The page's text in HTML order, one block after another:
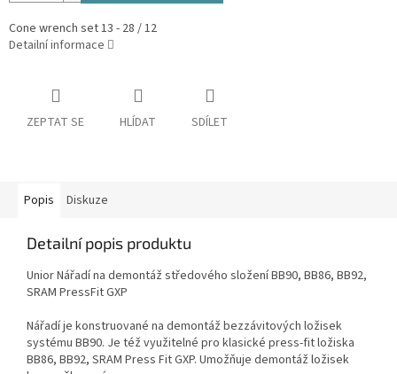
Cone wrench set 13 - 28 / 12
Detailní informace
ZEPTAT SE HLÍDAT SDÍLET
Popis Diskuze
Detailní popis produktu
Unior Nářadí na demontáž středového složení BB90, BB86, BB92,
SRAM PressFit GXP
Nářadí je konstruované na demontáž bezzávitových ložisek
systému BB90. Je též využitelné pro klasické press-fit ložiska
BB86, BB92, SRAM Press Fit GXP. Umožňuje demontáž ložisek